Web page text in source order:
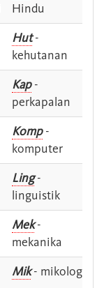
Hindu
Hut-
kehutanan
Kap-
perkapalan
Komp-
komputer
Ling-
linguistik
Mek-
mekanika
Mik- mikologi